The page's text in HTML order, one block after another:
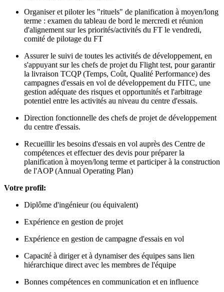
Organiser et piloter les "rituels" de planification à moyen/long
terme : examen du tableau de bord le mercredi et réunion
d'alignement sur les priorités/activités du FT le vendredi,
comité de pilotage du FT
Assurer le suivi de toutes les activités de développement, en
s'appuyant sur les chefs de projet du Flight test, pour garantir
la livraison TCQP (Temps, Coût, Qualité Performance) des
campagnes d'essais en vol de développement du FITC, une
gestion adéquate des risques et opportunités et l'arbitrage
potentiel entre les activités au niveau du centre d'essais.
Direction fonctionnelle des chefs de projet de développement
du centre d'essais.
Recueillir les besoins d'essais en vol auprès des Centre de
compétences et effectuer des devis pour préparer la
planification à moyen/long terme et participer à la construction
de l'AOP (Annual Operating Plan)
Votre profil:
Diplôme d'ingénieur (ou équivalent)
Expérience en gestion de projet
Expérience en gestion de campagne d'essais en vol
Capacité à diriger et à dynamiser des équipes sans lien
hiérarchique direct avec les membres de l'équipe
Bonnes compétences en communication et en influence